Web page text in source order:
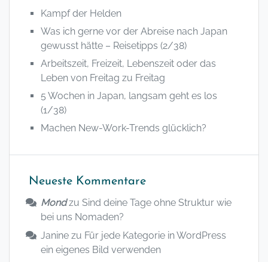
Kampf der Helden
Was ich gerne vor der Abreise nach Japan
gewusst hätte – Reisetipps (2/38)
Arbeitszeit, Freizeit, Lebenszeit oder das
Leben von Freitag zu Freitag
5 Wochen in Japan, langsam geht es los
(1/38)
Machen New-Work-Trends glücklich?
Neueste Kommentare
Mondzu Sind deine Tage ohne Struktur wie
bei uns Nomaden?
Janine zu Für jede Kategorie in WordPress
ein eigenes Bild verwenden